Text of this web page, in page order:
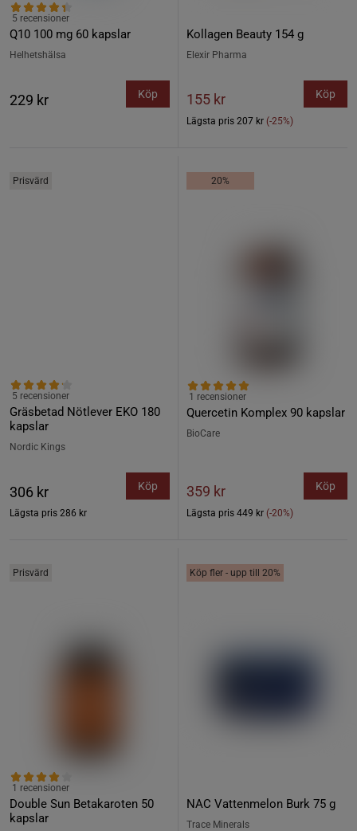
Q10 100 mg 60 kapslar
5 recensioner
Helhetshälsa
229 kr Köp
Kollagen Beauty 154 g
Elexir Pharma
155 kr
Lägsta pris 207 kr (-25%)
Köp
Prisvärd
Gräsbetad Nötlever EKO 180
kapslar
5 recensioner
Nordic Kings
306 kr
Lägsta pris 286 kr
Köp
20%
Quercetin Komplex 90 kapslar
1 recensioner
BioCare
359 kr
Lägsta pris 449 kr (-20%)
Köp
Prisvärd
Double Sun Betakaroten 50
kapslar
1 recensioner
Köp fler - upp till 20%
NAC Vattenmelon Burk 75 g
Trace Minerals